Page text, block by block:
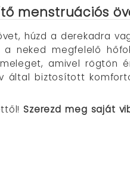
menstruációs
húzd a derekadra
neked megfelelő
amivel rögtön
által biztosított
Szerezd meg saját